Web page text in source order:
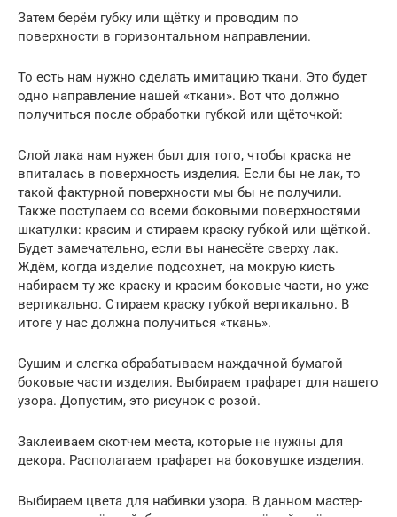
Затем берём губку или щётку и проводим по
поверхности в горизонтальном направлении.
То есть нам нужно сделать имитацию ткани. Это будет
одно направление нашей «ткани». Вот что должно
получиться после обработки губкой или щёточкой:
Слой лака нам нужен был для того, чтобы краска не
впиталась в поверхность изделия. Если бы не лак, то
такой фактурной поверхности мы бы не получили.
Также поступаем со всеми боковыми поверхностями
шкатулки: красим и стираем краску губкой или щёткой.
Будет замечательно, если вы нанесёте сверху лак.
Ждём, когда изделие подсохнет, на мокрую кисть
набираем ту же краску и красим боковые части, но уже
вертикально. Стираем краску губкой вертикально. В
итоге у нас должна получиться «ткань».
Сушим и слегка обрабатываем наждачной бумагой
боковые части изделия. Выбираем трафарет для нашего
узора. Допустим, это рисунок с розой.
Заклеиваем скотчем места, которые не нужны для
декора. Располагаем трафарет на боковушке изделия.
Выбираем цвета для набивки узора. В данном мастер-